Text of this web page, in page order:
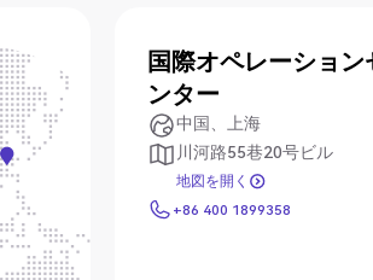
国際オペレーション
ンター
中国、上海
川河路55巷20号ビル
地図を開く
地図を開く
+86 400 1899358